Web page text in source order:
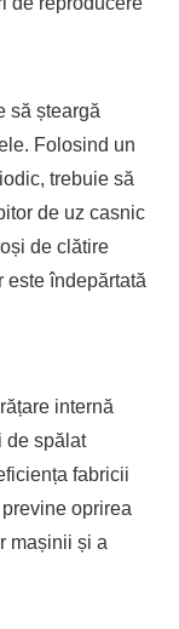
să șteargă
Folosind un
trebuie să
de uz casnic
de clătire
este îndepărtată
internă
de spălat
fabricii
oprirea
mașinii și a